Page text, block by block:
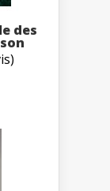
des